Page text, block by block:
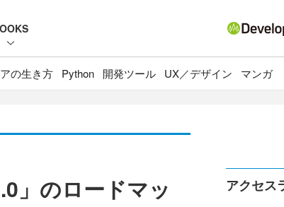
の生き方 Python 開発ツール UX／デザイン マンガ
」のロードマッ
アクセス